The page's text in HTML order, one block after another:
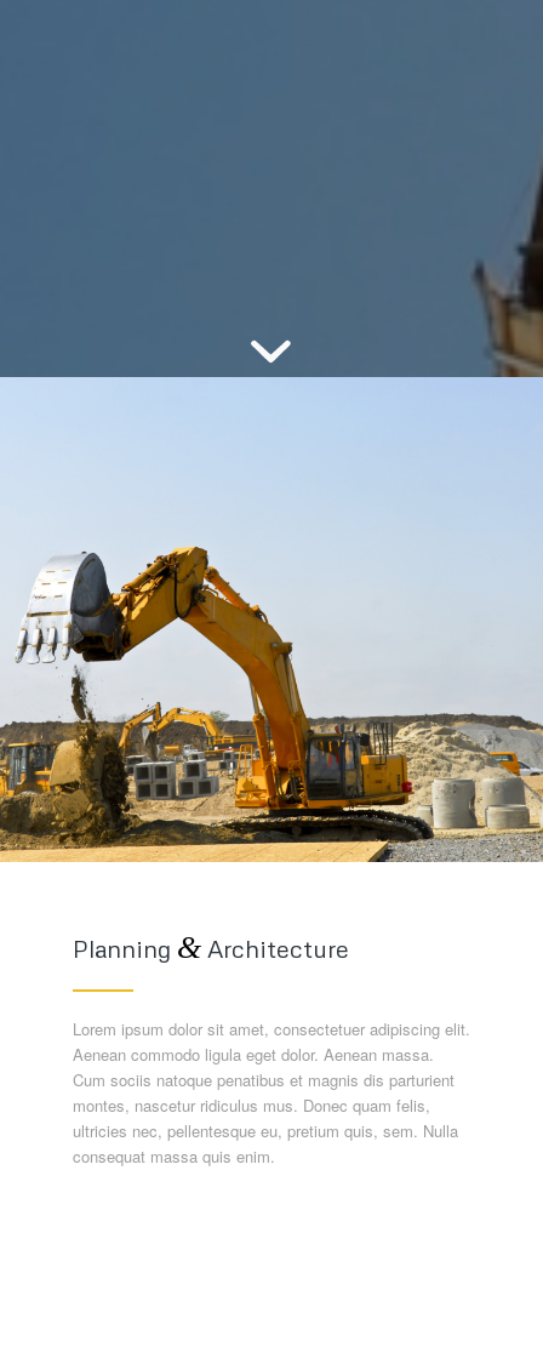
Planning & Architecture
Lorem ipsum dolor sit amet, consectetuer adipiscing elit.
Aenean commodo ligula eget dolor. Aenean massa.
Cum sociis natoque penatibus et magnis dis parturient
montes, nascetur ridiculus mus. Donec quam felis,
ultricies nec, pellentesque eu, pretium quis, sem. Nulla
consequat massa quis enim.